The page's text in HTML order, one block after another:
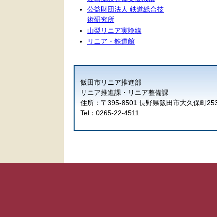
公益財団法人 鉄道総合技
術研究所
山梨リニア実験線
リニア・鉄道館
飯田市リニア推進部
リニア推進課・リニア整備課
住所：〒395-8501 長野県飯田市大久保町
Tel：0265-22-4511